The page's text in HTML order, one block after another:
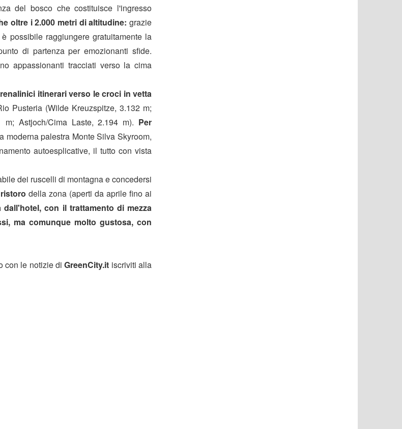
del bosco che costituisce l'ingresso
oltre i 2.000 metri di altitudine: grazie
possibile raggiungere gratuitamente la
di partenza per emozionanti sfide.
appassionanti tracciati verso la cima
itinerari verso le croci in vetta
Pusteria (Wilde Kreuzspitze, 3.132 m;
Astjoch/Cima Laste, 2.194 m). Per
moderna palestra Monte Silva Skyroom,
autoesplicative, il tutto con vista
dei ruscelli di montagna e concedersi
della zona (aperti da aprile fino ai
con il trattamento di mezza
ma comunque molto gustosa, con
con le notizie diGreenCity.it iscriviti alla